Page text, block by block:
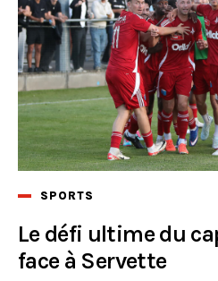
SPORTS
Le défi ultime du
face à Servette